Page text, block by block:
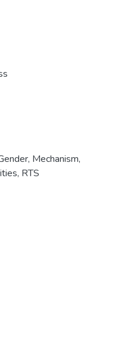
, Mechanism,
, RTS